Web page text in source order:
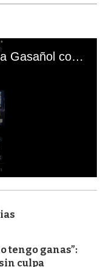
El mal momento de Yanina Gasañol con un hincha argentino en "Subrayado"
tengo ganas”:
culpa